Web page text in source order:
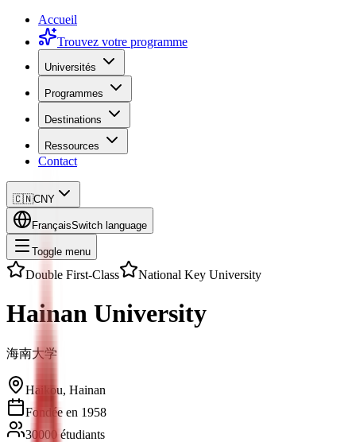
Accueil
Trouvez votre programme
Universités
Programmes
Destinations
Ressources
Contact
🇨🇳CNY
FrançaisSwitch language
Toggle menu
Double First-Class National Key University
Hainan University
海南大学
Haikou, Hainan
Fondée en 1958
30000 étudiants